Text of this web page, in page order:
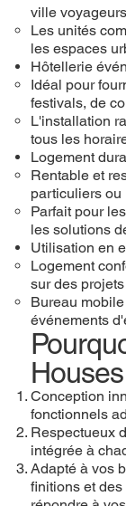
ville
Les unités
les espaces
Hôtellerie
Idéal pour
festivals, de
L'installation
tous les
Logement
Rentable et
particuliers ou
Parfait pour
les solutions
Utilisation en
Logement
sur des
Bureau
événements
Conception
fonctionnels
Respectueux
intégrée à
Adapté à vos
finitions et